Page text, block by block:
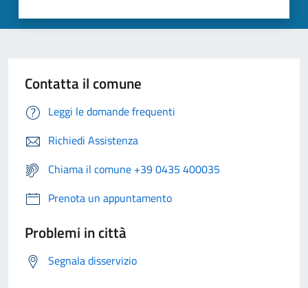
Contatta il comune
Leggi le domande frequenti
Richiedi Assistenza
Chiama il comune +39 0435 400035
Prenota un appuntamento
Problemi in città
Segnala disservizio